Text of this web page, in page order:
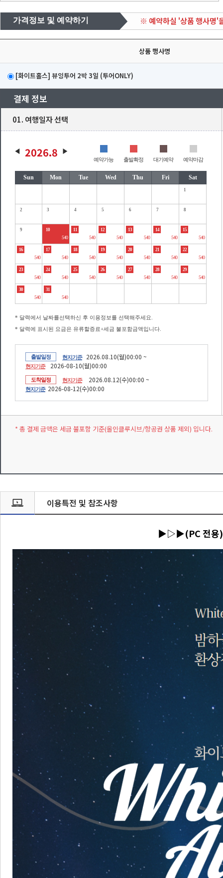
가격정보 및 예약하기 ※ 예약하실 '상품 행사명'
상품 행사명
[화이트홀스] 뷰잉투어 2박 3일 (투어ONLY)
결제 정보
01. 여행일자 선택
2026.8 예약가능 출발확정 대기예약 예약마감
Sun Mon Tue Wed Thu Fri Sat
1
2 3 4 5 6 7 8
9 10
540
11
540
12
540
13
540
14
540
15
540
16
540
17
540
18
540
19
540
20
540
21
540
22
540
23
540
24
540
25
540
26
540
27
540
28
540
29
540
30
540
31
540
* 달력에서 날짜를선택하신 후 이용정보를 선택해주세요.
* 달력에 표시된 요금은 유류할증료+세금 불포함금액입니다.
출발일정 현지기준 2026.08.10(월)00:00 ~
현지기준 2026-08-10(월)00:00
도착일정 현지기준 2026.08.12(수)00:00 ~
현지기준 2026-08-12(수)00:00
* 총 결제 금액은 세금 불포함 기준(올인클루시브/항공권 상품 제외) 입니다.
이용특전 및 참조사항
▶▷▶(PC 전